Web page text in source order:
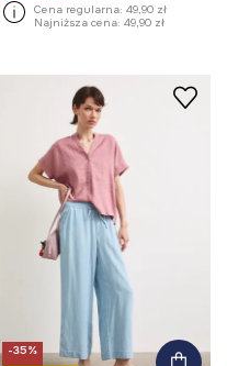
Cena regularna: 49,90 zł
Najniższa cena: 49,90 zł
-35%